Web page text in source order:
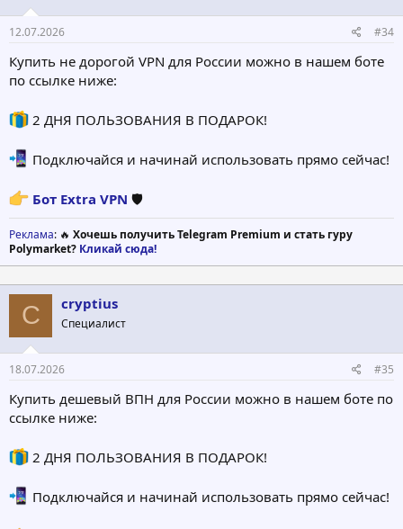
12.07.2026 #34
Купить не дорогой VPN для России можно в нашем боте
по ссылке ниже:
2 ДНЯ ПОЛЬЗОВАНИЯ В ПОДАРОК!
Подключайся и начинай использовать прямо сейчас!
Бот Extra VPN 🛡
Реклама: 🔥 Хочешь получить Telegram Premium и стать гуру
Polymarket? Кликай сюда!
C cryptius
Специалист
18.07.2026 #35
Купить дешевый ВПН для России можно в нашем боте по
ссылке ниже:
2 ДНЯ ПОЛЬЗОВАНИЯ В ПОДАРОК!
Подключайся и начинай использовать прямо сейчас!